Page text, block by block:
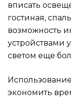
вписать
гостиная,
возможность
устройствами
светом еще
экономить